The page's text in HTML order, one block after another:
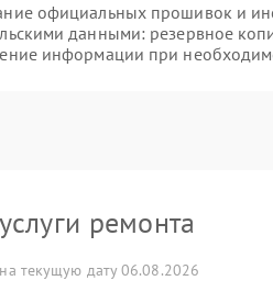
официальных прошивок и
данными: резервное
информации при
ремонта
текущую дату 06.08.2026